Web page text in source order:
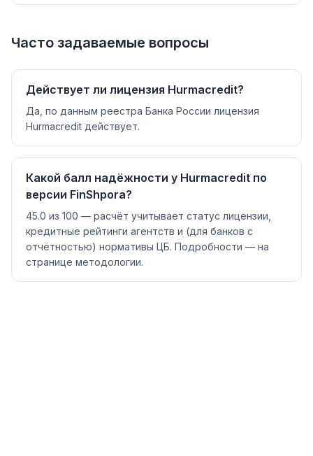
Часто задаваемые вопросы
Действует ли лицензия Hurmacredit?
Да, по данным реестра Банка России лицензия
Hurmacredit действует.
Какой балл надёжности у Hurmacredit по
версии FinShpora?
45.0 из 100 — расчёт учитывает статус лицензии,
кредитные рейтинги агентств и (для банков с
отчётностью) нормативы ЦБ. Подробности — на
странице методологии.